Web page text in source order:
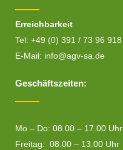
Erreichbarkeit
Tel: +49 (0) 391 / 73 96 918
E-Mail: info@agv-sa.de
Geschäftszeiten:
Mo – Do: 08.00 – 17.00 Uhr
Freitag: 08.00 – 13.00 Uhr